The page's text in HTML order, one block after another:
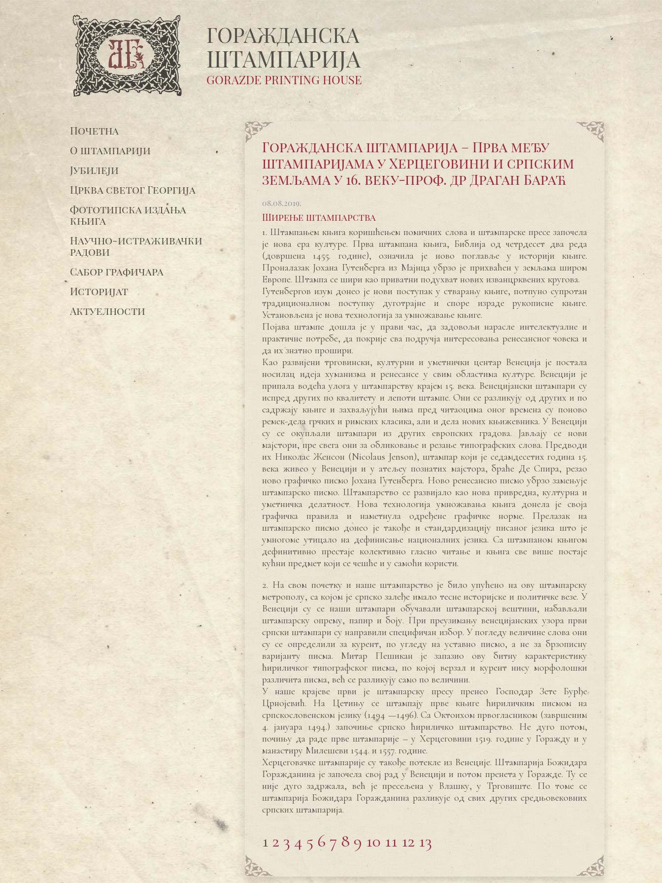
ГОРАЖДАНСКA
ШТАМПАРИЈA
GORAZDE PRINTING HOUSE
Почетна
О штампарији
Јубилеји
Црква светог Георгија
Фототипска издања
књига
Научно-истраживачки
радови
Сабор графичара
Историјат
Актуелности
Горажданска штампарија – Прва међу
штампаријама у Херцеговини и српским
земљама у 16. веку-проф. др Драган Бараћ
08.08.2019.
Ширење штампарства
1. Штампањем књига коришћењем помичних слова и штампарске пресе започела
је нова ера културе. Прва штампана књига, Библија од четрдесет два реда
(довршена 1455. године), означила је ново поглавље у историји књиге.
Проналазак Јохана Гутенберга из Мајнца убрзо је прихваћен у земљама широм
Европе. Штампа се шири као приватни подухват нових изванцрквених кругова.
Гутенбергов изум донео је нови поступак у стварању књиге, потпуно супротан
традиционалном поступку дуготрајне и споре израде рукописне књиге.
Установљена је нова технологија за умножавање књиге.
Појава штампе дошла је у прави час, да задовољи нарасле интелектуалне и
практичне потребе, да покрије сва подручја интересовања ренесансног човека и
да их знатно прошири.
Као развијени трговински, културни и уметнички центар Венеција је постала
носилац идеја хуманизма и ренесансе у свим областима културе. Венецији је
припала водећа улога у штампарству крајем 15. века. Венецијански штампари су
испред других по квалитету и лепоти штампе. Они се разликују од других и по
садржају књиге и захваљујући њима пред читаоцима оног времена су поново
ремек-дела грчких и римских класика, али и дела нових књижевника. У Венецији
су се окупљали штампари из других европских градова. Јављају се нови
мајстори, пре свега они за обликовање и резање типографских слова. Предводи
их Николас Женсон (Nicolaus Jenson), штампар који је седамдесетих година 15.
века живео у Венецији и у атељеу познатих мајстора, браће Де Спира, резао
ново графичко писмо Јохана Гутенберга. Ново ренесансно писмо убрзо замењује
штампарско писмо. Штампарство се развијало као нова привредна, културна и
уметничка делатност. Нова технологија умножавања књига донела је своја
графичка правила и наметнула одређене графичке норме. Прелазак на
штампарско писмо донео је такође и стандардизацију писаног језика што је
умногоме утицало на дефинисање националних језика. Са штампаном књигом
дефинитивно престаје колективно гласно читање и књига све више постаје
кућни предмет који се чешће и у самоћи користи.
2. На свом почетку и наше штампарство је било упућено на ову штампарску
метрополу, са којом је српско залеђе имало тесне историјске и политичке везе. У
Венецији су се наши штампари обучавали штампарској вештини, набављали
штампарску опрему, папир и боју. При преузимању венецијанских узора први
српски штампари су направили специфичан избор. У погледу величине слова они
су се определили за курент, по угледу на уставно писмо, а не за брзописну
варијанту писма. Митар Пешикан је запазио ову битну карактеристику
ћириличког типографског писма, по којој верзал и курент нису морфолошки
различита писма, већ се разликују само по величини.
У наше крајеве први је штампарску пресу пренео Господар Зете Бурђе
Црнојевић. На Цетињу се штампају прве књиге ћириличким писмом на
српскословенском језику (1494 —1496). Са Октоихом првогласником (завршеним
4. јануара 1494.) започиње српско ћириличко штампарство. Не дуго потом,
почињу да раде прве штампарије – у Херцеговини 1519. године у Горажду и у
манастиру Милешеви 1544. и 1557. године.
Херцеговачке штампарије су такође потекле из Венеције. Штампарија Божидара
Горажданина је започела свој рад у Венецији и потом пренета у Горажде. Ту се
није дуго задржала, већ је пресељена у Влашку, у Трговиште. По томе се
штампарија Божидара Горажданина разликује од свих других средњовековних
српских штампарија.
1 2 3 4 5 6 7 8 9 10 11 12 13